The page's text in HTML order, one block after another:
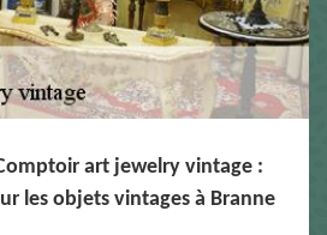
art jewelry vintage :
les objets vintages à Branne